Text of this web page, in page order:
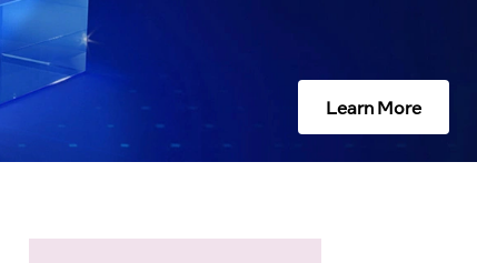
Learn More